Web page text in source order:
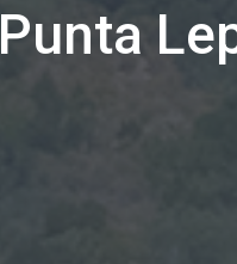
Punta